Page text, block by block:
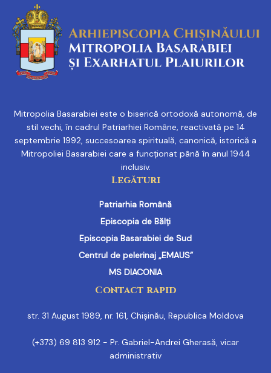
Mitropolia Basarabiei este o biserică ortodoxă autonomă, de
stil vechi, în cadrul Patriarhiei Române, reactivată pe 14
septembrie 1992, succesoarea spirituală, canonică, istorică a
Mitropoliei Basarabiei care a funcționat până în anul 1944
inclusiv.
Legături
Patriarhia Română
Episcopia de Bălți
Episcopia Basarabiei de Sud
Centrul de pelerinaj „EMAUS”
MS DIACONIA
Contact rapid
str. 31 August 1989, nr. 161, Chișinău, Republica Moldova
(+373) 69 813 912 - Pr. Gabriel-Andrei Gherasă, vicar
administrativ